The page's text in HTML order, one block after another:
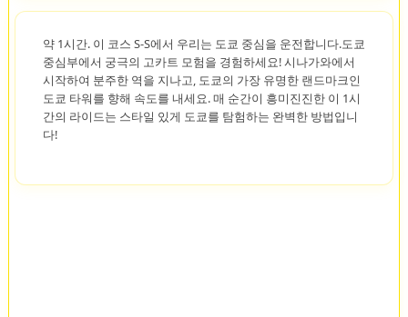
약 1시간. 이 코스 S-S에서 우리는 도쿄 중심을 운전합니다.도쿄
중심부에서 궁극의 고카트 모험을 경험하세요! 시나가와에서
시작하여 분주한 역을 지나고, 도쿄의 가장 유명한 랜드마크인
도쿄 타워를 향해 속도를 내세요. 매 순간이 흥미진진한 이 1시
간의 라이드는 스타일 있게 도쿄를 탐험하는 완벽한 방법입니
다!